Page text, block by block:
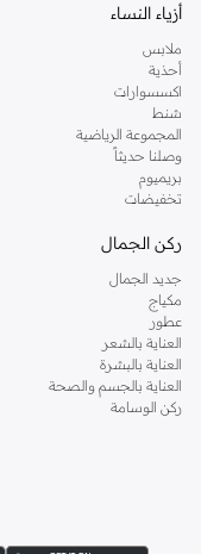
أزياء النساء
ملابس
أحذية
اكسسوارات
شنط
المجموعة الرياضية
وصلنا حديثاً
بريميوم
تخفيضات
ركن الجمال
جديد الجمال
مكياج
عطور
العناية بالشعر
العناية بالبشرة
العناية بالجسم والصحة
ركن الوسامة